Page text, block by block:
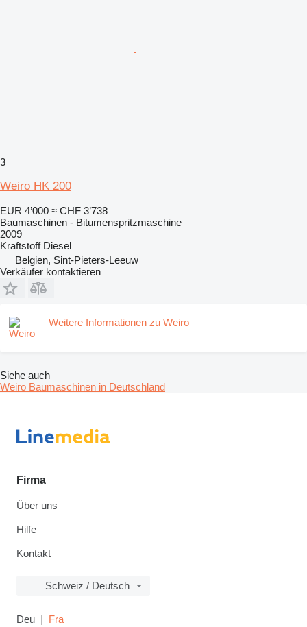
3
Weiro HK 200
EUR 4’000 ≈ CHF 3’738
Baumaschinen - Bitumenspritzmaschine
2009
Kraftstoff Diesel
Belgien, Sint-Pieters-Leeuw
Verkäufer kontaktieren
Weitere Informationen zu Weiro
Siehe auch
Weiro Baumaschinen in Deutschland
Firma
Über uns
Hilfe
Kontakt
Schweiz / Deutsch
Deu Fra